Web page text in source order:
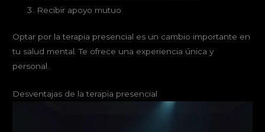
Recibir apoyo mutuo
Optar por la terapia presencial es un cambio importante en
tu salud mental. Te ofrece una experiencia única y
personal.
Desventajas de la terapia presencial